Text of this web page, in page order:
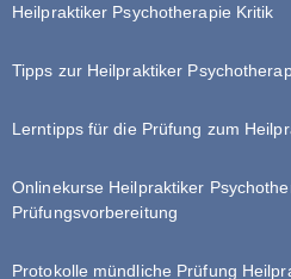
Heilpraktiker Psychotherapie Kritik
Tipps zur Heilpraktiker
Lerntipps für die Prüfung zum
Onlinekurse Heilpraktiker
Prüfungsvorbereitung
Protokolle mündliche Prüfung